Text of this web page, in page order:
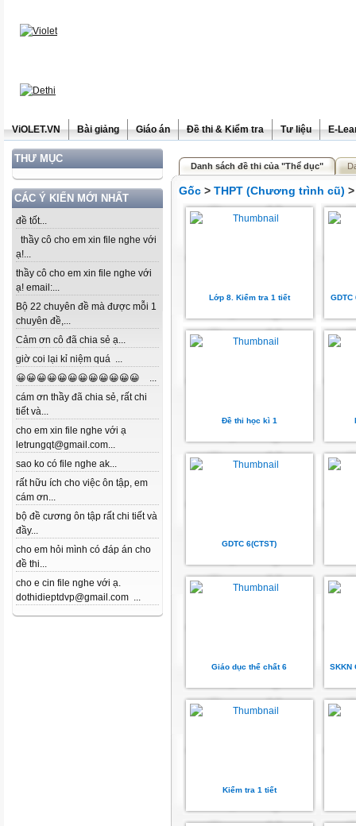
ViOLET.VN Bài giảng Giáo án Đề thi & Kiểm tra Tư liệu E-
THƯ MỤC
CÁC Ý KIẾN MỚI NHẤT
đề tốt...
thầy cô cho em xin file nghe với
ạ!...
thầy cô cho em xin file nghe với
ạ! email:...
Bộ 22 chuyên đề mà được mỗi 1
chuyên đề,...
Cảm ơn cô đã chia sẻ ạ...
giờ coi lại kỉ niệm quá ...
😀😀😀😀😀😀😀😀😀😀😀😀 ...
cám ơn thầy đã chia sẻ, rất chi
tiết và...
cho em xin file nghe với ạ
letrungqt@gmail.com...
sao ko có file nghe ak...
rất hữu ích cho việc ôn tập, em
cám ơn...
bộ đề cương ôn tập rất chi tiết và
đầy...
cho em hỏi mình có đáp án cho
đề thi...
cho e cin file nghe với ạ.
dothidieptdvp@gmail.com ...
Danh sách đề thi của "Thể dục"
Gốc > THPT (Chương trình cũ)
Lớp 8. Kiểm tra 1 tiết
Đề thi học kì 1
GDTC 6(CTST)
Giáo dục thể chất 6 SKKN
Kiểm tra 1 tiết